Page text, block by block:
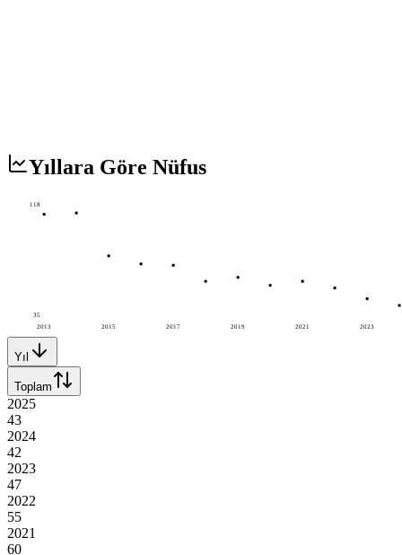
Yıllara Göre Nüfus
2013 2015 2017 2019 2021 2023
118
35
Yıl
Toplam
2025
43
2024
42
2023
47
2022
55
2021
60